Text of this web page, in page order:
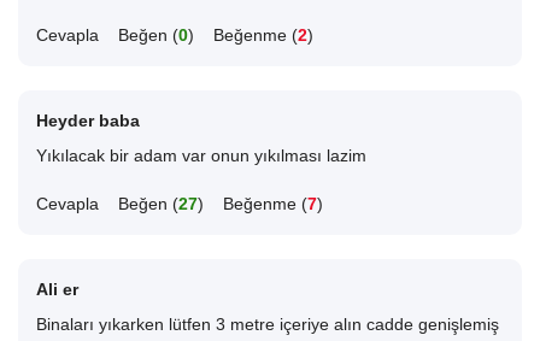
Cevapla Beğen (0) Beğenme (2)
Heyder baba
Yıkılacak bir adam var onun yıkılması lazim
Cevapla Beğen (27) Beğenme (7)
Ali er
Binaları yıkarken lütfen 3 metre içeriye alın cadde genişlemiş